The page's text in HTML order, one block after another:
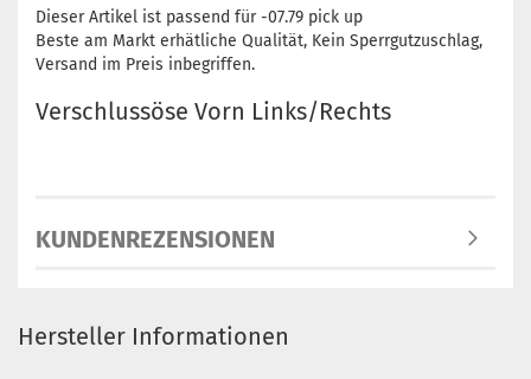
Dieser Artikel ist passend für -07.79 pick up
Beste am Markt erhätliche Qualität, Kein Sperrgutzuschlag,
Versand im Preis inbegriffen.
Verschlussöse Vorn Links/Rechts
KUNDENREZENSIONEN
Hersteller Informationen